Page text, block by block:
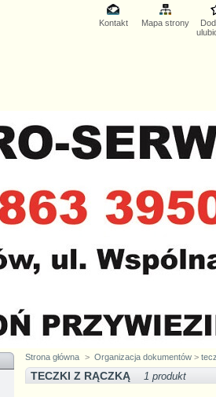
Kontakt Mapa strony
Strona główna > Organizacja dokumentów >
TECZKI Z RĄCZKĄ 1 produkt